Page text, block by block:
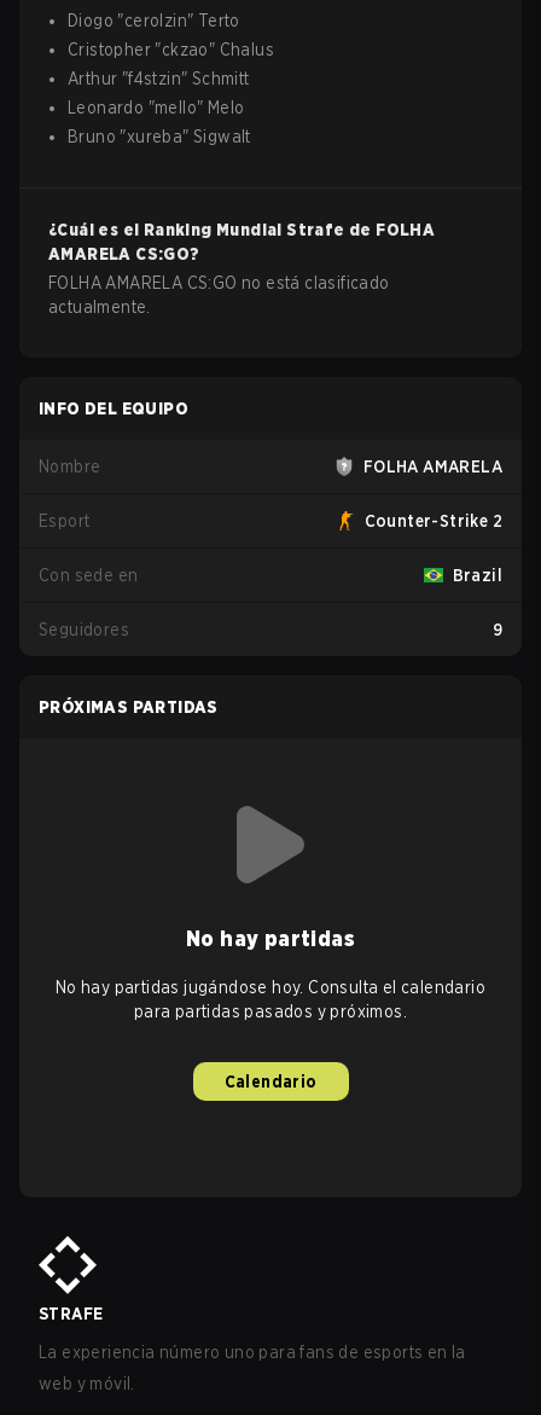
Diogo "cerolzin" Terto
Cristopher "ckzao" Chalus
Arthur "f4stzin" Schmitt
Leonardo "mello" Melo
Bruno "xureba"Sigwalt
¿Cuál es el Ranking Mundial Strafe de FOLHA
AMARELA CS:GO?
FOLHA AMARELA CS:GO no está clasificado
actualmente.
INFO DEL EQUIPO
Nombre FOLHA AMARELA
Esport Counter-Strike 2
Con sede en Brazil
Seguidores 9
PRÓXIMAS PARTIDAS
No hay partidas
No hay partidas jugándose hoy. Consulta el calendario
para partidas pasados y próximos.
Calendario
STRAFE
La experiencia número uno para fans de esports en la
web y móvil.